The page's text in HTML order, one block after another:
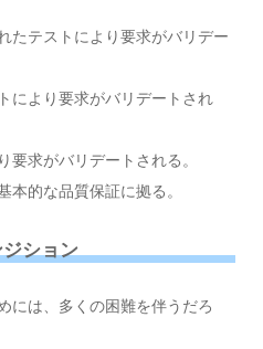
たテストにより要求がバリデー
により要求がバリデートされ
要求がバリデートされる。
本的な品質保証に拠る。
ション
には、多くの困難を伴うだろ